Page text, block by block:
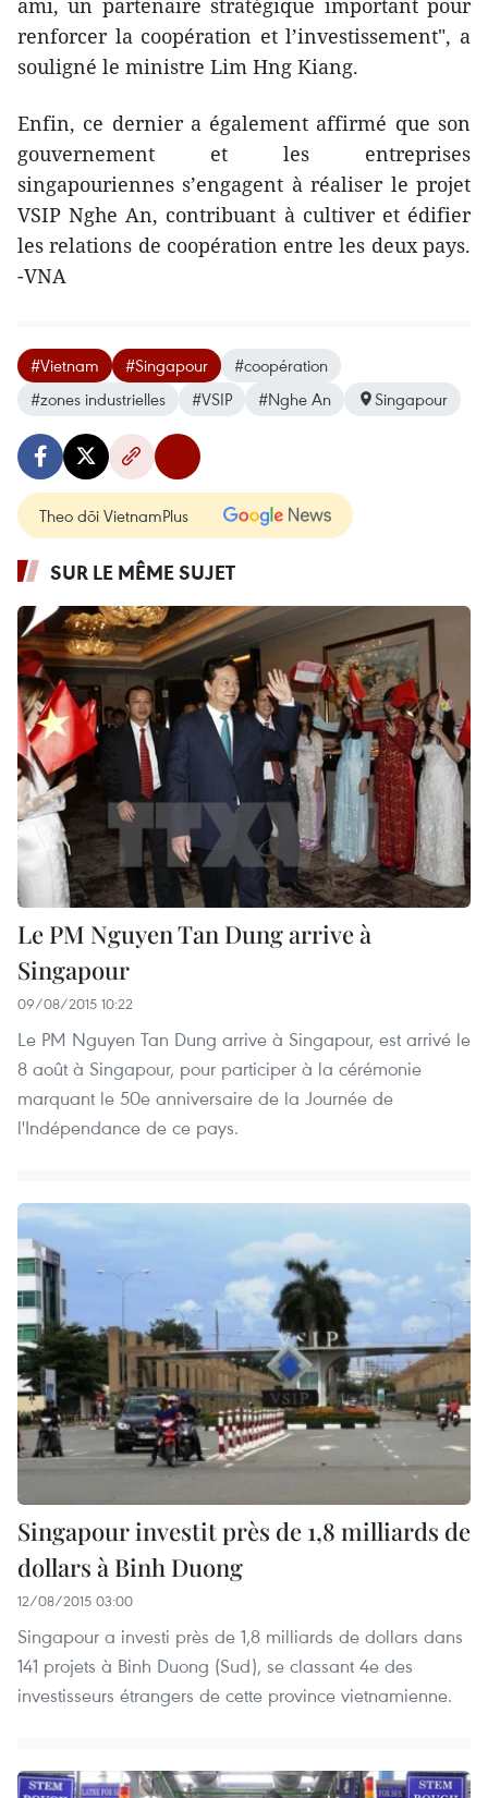
renforcer la coopération et l’investissement", a
souligné le ministre Lim Hng Kiang.
Enfin, ce dernier a également affirmé que son
gouvernement et les entreprises
singapouriennes s’engagent à réaliser le projet
VSIP Nghe An, contribuant à cultiver et édifier
les relations de coopération entre les deux pays.
-VNA
#Vietnam #Singapour
#coopération
#zones industrielles
#VSIP #Nghe An Singapour
Theo dõi VietnamPlus
SUR LE MÊME SUJET
Le PM Nguyen Tan Dung arrive à
Singapour
09/08/2015 10:22
Le PM Nguyen Tan Dung arrive à Singapour, est arrivé le
8 août à Singapour, pour participer à la cérémonie
marquant le 50e anniversaire de la Journée de
l'Indépendance de ce pays.
Singapour investit près de 1,8 milliards de
dollars à Binh Duong
12/08/2015 03:00
Singapour a investi près de 1,8 milliards de dollars dans
141 projets à Binh Duong (Sud), se classant 4e ​des
investisseurs étrangers de cette province vietnamienne.